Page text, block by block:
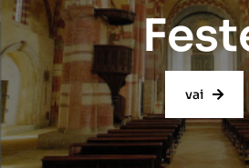
vai